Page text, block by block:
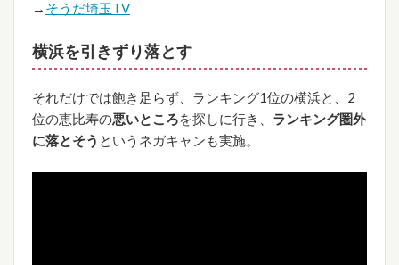
→ そうだ埼玉TV
横浜を引きずり落とす
それだけでは飽き足らず、ランキング1位の横浜と、2
位の恵比寿の悪いところを探しに行き、 ランキング圏外
に落とそう というネガキャンも実施。